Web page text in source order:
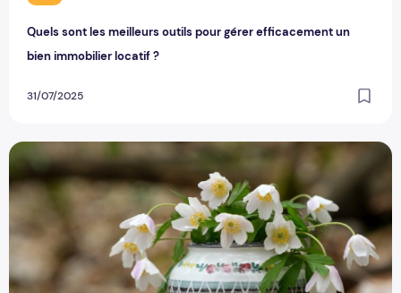
Quels sont les meilleurs outils pour gérer efficacement un
bien immobilier locatif ?
31/07/2025
Idées originales pour sublimer votre intérieur avec un vase